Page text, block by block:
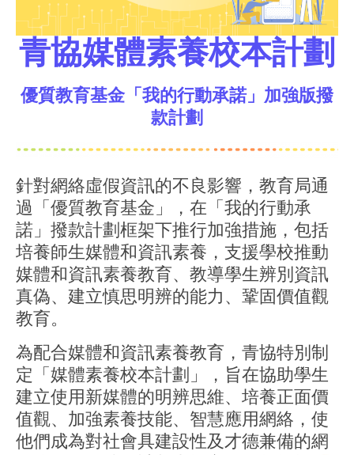
青協媒體素養校本計劃
優質教育基金「我的行動承諾」加強版撥
款計劃
針對網絡虛假資訊的不良影響，教育局通
過「優質教育基金」，在「我的行動承
諾」撥款計劃框架下推行加強措施，包括
培養師生媒體和資訊素養，支援學校推動
媒體和資訊素養教育、教導學生辨別資訊
真偽、建立慎思明辨的能力、鞏固價值觀
教育。
為配合媒體和資訊素養教育，青協特別制
定「媒體素養校本計劃」，旨在協助學生
建立使用新媒體的明辨思維、培養正面價
值觀、加強素養技能、智慧應用網絡，使
他們成為對社會具建設性及才德兼備的網